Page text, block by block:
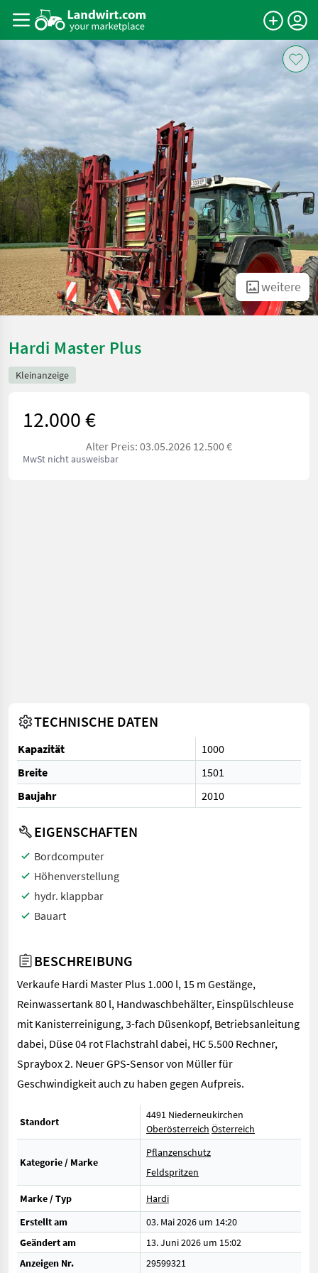
weitere
Hardi Master Plus
Kleinanzeige
12.000 €
Alter Preis: 03.05.2026 12.500 €
MwSt nicht ausweisbar
TECHNISCHE DATEN
Kapazität
1000
Breite
1501
Baujahr
2010
EIGENSCHAFTEN
Bordcomputer
Höhenverstellung
hydr. klappbar
Bauart
BESCHREIBUNG
Verkaufe Hardi Master Plus 1.000 l, 15 m Gestänge,
Reinwassertank 80 l, Handwaschbehälter, Einspülschleuse
mit Kanisterreinigung, 3-fach Düsenkopf, Betriebsanleitung
dabei, Düse 04 rot Flachstrahl dabei, HC 5.500 Rechner,
Spraybox 2. Neuer GPS-Sensor von Müller für
Geschwindigkeit auch zu haben gegen Aufpreis.
Standort
4491 Niederneukirchen
Oberösterreich Österreich
Kategorie / Marke
Pflanzenschutz
Feldspritzen
Marke / Typ
Hardi
Erstellt am
03. Mai 2026 um 14:20
Geändert am
13. Juni 2026 um 15:02
Anzeigen Nr.
29599321